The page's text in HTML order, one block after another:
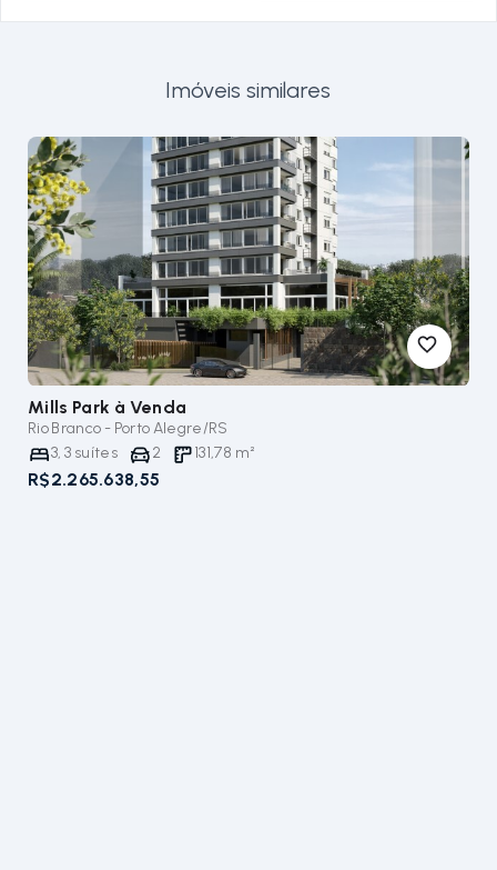
Imóveis similares
Mills Park à Venda
Rio Branco - Porto Alegre/RS
3,3 suítes 2 131,78 m²
R$2.265.638,55